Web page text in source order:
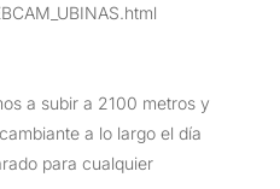
a subir a 2100 metros y
a lo largo el día
para cualquier